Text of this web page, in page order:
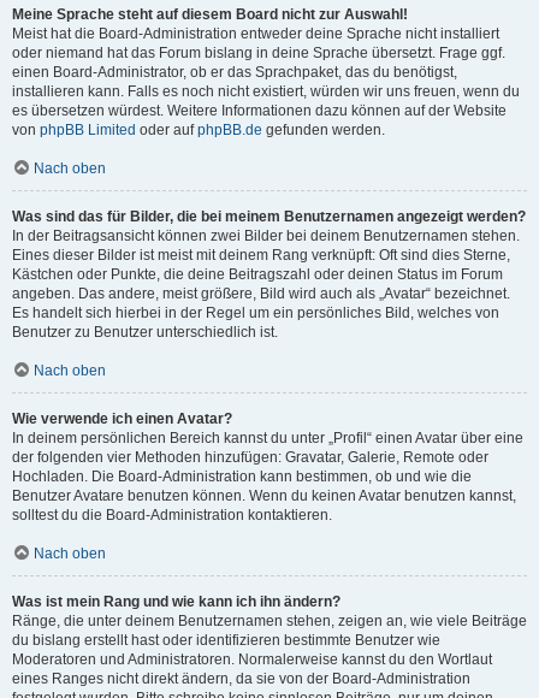
Meine Sprache steht auf diesem Board nicht zur Auswahl!
Meist hat die Board-Administration entweder deine Sprache nicht installiert
oder niemand hat das Forum bislang in deine Sprache übersetzt. Frage ggf.
einen Board-Administrator, ob er das Sprachpaket, das du benötigst,
installieren kann. Falls es noch nicht existiert, würden wir uns freuen, wenn du
es übersetzen würdest. Weitere Informationen dazu können auf der Website
von phpBB Limited oder aufphpBB.de gefunden werden.
Nach oben
Was sind das für Bilder, die bei meinem Benutzernamen angezeigt werden?
In der Beitragsansicht können zwei Bilder bei deinem Benutzernamen stehen.
Eines dieser Bilder ist meist mit deinem Rang verknüpft: Oft sind dies Sterne,
Kästchen oder Punkte, die deine Beitragszahl oder deinen Status im Forum
angeben. Das andere, meist größere, Bild wird auch als „Avatar“ bezeichnet.
Es handelt sich hierbei in der Regel um ein persönliches Bild, welches von
Benutzer zu Benutzer unterschiedlich ist.
Nach oben
Wie verwende ich einen Avatar?
In deinem persönlichen Bereich kannst du unter „Profil“ einen Avatar über eine
der folgenden vier Methoden hinzufügen: Gravatar, Galerie, Remote oder
Hochladen. Die Board-Administration kann bestimmen, ob und wie die
Benutzer Avatare benutzen können. Wenn du keinen Avatar benutzen kannst,
solltest du die Board-Administration kontaktieren.
Nach oben
Was ist mein Rang und wie kann ich ihn ändern?
Ränge, die unter deinem Benutzernamen stehen, zeigen an, wie viele Beiträge
du bislang erstellt hast oder identifizieren bestimmte Benutzer wie
Moderatoren und Administratoren. Normalerweise kannst du den Wortlaut
eines Ranges nicht direkt ändern, da sie von der Board-Administration